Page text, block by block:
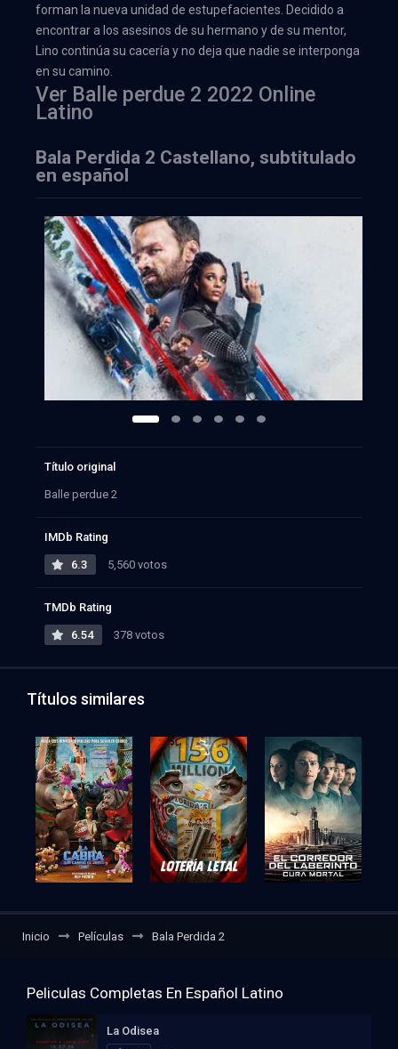
forman la nueva unidad de estupefacientes. Decidido a
encontrar a los asesinos de su hermano y de su mentor,
Lino continúa su cacería y no deja que nadie se interponga
en su camino.
Ver Balle perdue 2 2022 Online
Latino
Bala Perdida 2 Castellano, subtitulado
en español
Título original
Balle perdue 2
IMDb Rating
6.3 5,560 votos
TMDb Rating
6.54 378 votos
Títulos similares
Inicio Películas Bala Perdida 2
Peliculas Completas En Español Latino
La Odisea